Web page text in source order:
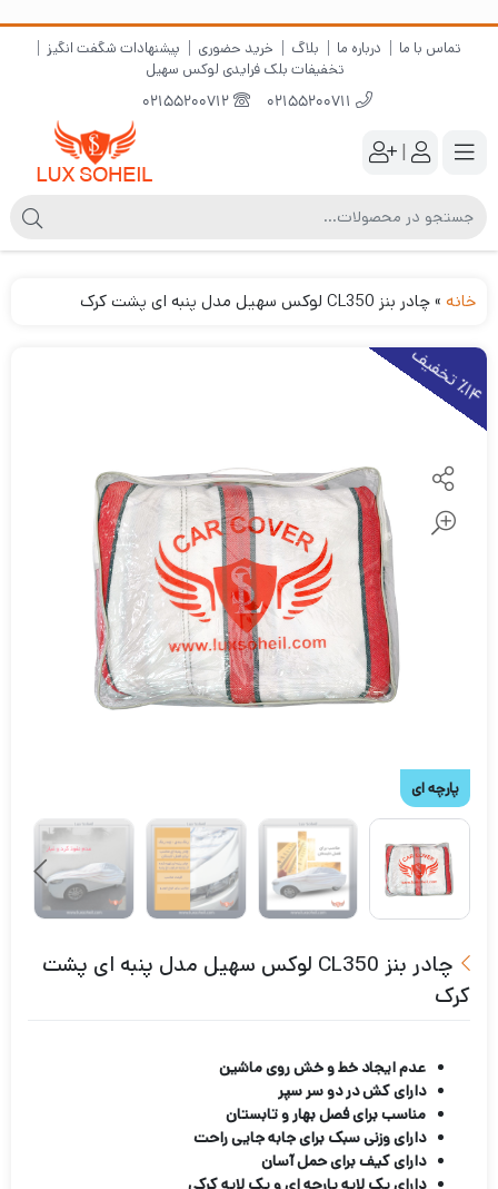
تماس با ما درباره ما بلاگ خرید حضوری
پیشنهادات شگفت انگیز
تخفیفات بلک فرایدی لوکس سهیل
|
خانه »چادر بنز CL350 لوکس سهیل مدل پنبه ای پشت کرک
٪1
4
ت
خ
ف
یف
پارچه ای
چادر بنز CL350 لوکس سهیل مدل پنبه ای پشت
کرک
عدم ایجاد خط و خش روی ماشین
دارای کش در دو سر سپر
مناسب برای فصل بهار و تابستان
دارای وزنی سبک برای جابه جایی راحت
دارای کیف برای حمل آسان
دارای یک لایه پارچه ای و یک لایه کرکی